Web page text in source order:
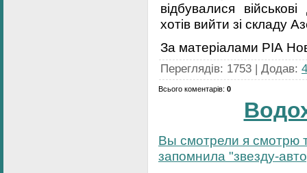
відбувалися
хотів вийти зі складу
За матерiалами РІА
Переглядів: 1753 | Додав:
Всього коментарів: 0
Вы смотрели я смотрю
запомнила "звезду-